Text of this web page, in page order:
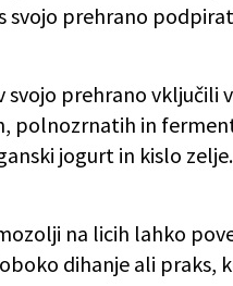
svojo prehrano
prehrano vključili
polnozrnatih in
jogurt in kislo
na licih lahko
dihanje ali praks,